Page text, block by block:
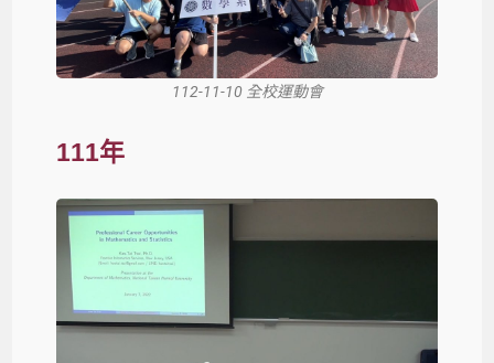
112-11-10 全校運動會
111年